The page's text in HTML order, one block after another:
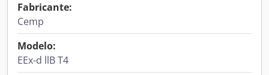
Fabricante:
Cemp
Modelo:
EEx-d llB T4